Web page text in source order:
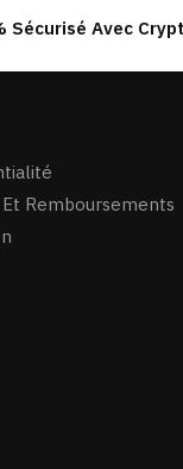
Sécurisé Avec
Remboursements